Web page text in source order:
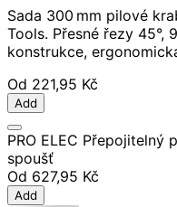
Sada 300 mm pilové
Tools. Přesné řezy 45°,
konstrukce,
Od 221,95 Kč
Add
PRO ELEC Přepojitelný
spoušť
Od 627,95 Kč
Add